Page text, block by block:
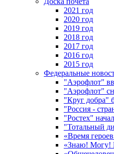
2021 год
2020 год
2019 год
2018 год
2017 год
2016 год
2015 год
Федеральные
"Аэрофлот"
"Аэрофлот"
"Круг добра"
"Россия -
"Ростех"
"Тотальный
«Время
«Знаю! Могу!